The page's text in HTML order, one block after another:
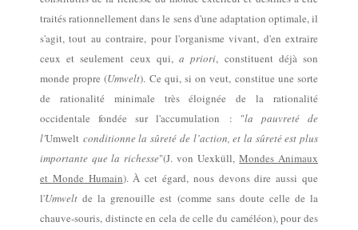
traités rationnellement dans le sens d'une adaptation optimale,il
s'agit, tout au contraire, pour l'organisme vivant, d'en extraire
ceux etseulement ceux qui,a priori, constituent déjàson
monde propre (Umwelt). Ce qui, si on veut, constitue une sorte
de rationalité minimale très éloignée de la rationalité
occidentale fondée sur l'accumulation : "la pauvreté de
l'Umwelt conditionne la sûreté de l’action, et la sûreté est plus
importante que la richesse"(J. von Uexküll,Mondes Animaux
et Monde Humain).À cet égard, nous devons dire aussi que
l'Umweltde la grenouille est (comme sans doute celle de la
chauve-souris, distincte en cela de celle du caméléon),pour des